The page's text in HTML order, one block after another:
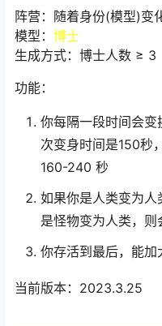
阵营：随着身份(模型)变
模型： 博士
生成方式：博士人数 ≥ 3
功能：
你每隔一段时间会
次变身时间是150秒
160-240 秒
如果你是人类变为
是怪物变为人类，
你存活到最后，能加
当前版本：2023.3.25